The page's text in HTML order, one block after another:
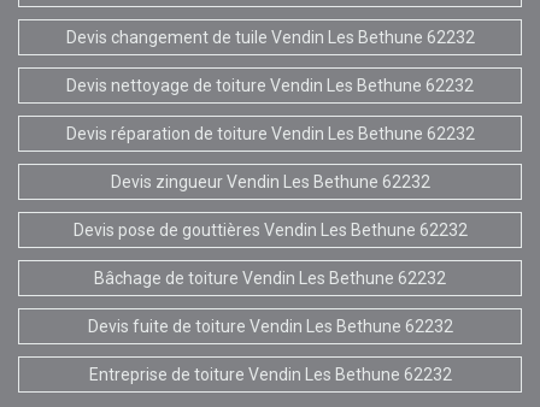
Devis changement de tuile Vendin Les Bethune 62232
Devis nettoyage de toiture Vendin Les Bethune 62232
Devis réparation de toiture Vendin Les Bethune 62232
Devis zingueur Vendin Les Bethune 62232
Devis pose de gouttières Vendin Les Bethune 62232
Bâchage de toiture Vendin Les Bethune 62232
Devis fuite de toiture Vendin Les Bethune 62232
Entreprise de toiture Vendin Les Bethune 62232